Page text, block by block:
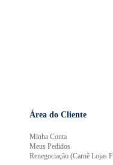
Área do Cliente
Minha Conta
Meus Pedidos
Renegociação (Carnê Lojas